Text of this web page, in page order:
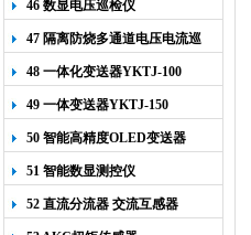
46 数显电压巡检仪
47 隔离防烧多通道电压电流巡
检仪
48 一体化变送器YKTJ-100
49 一体变送器YKTJ-150
50 智能高精度OLED变送器
YK-218
51 智能数显测控仪
52 直流分流器 交流互感器